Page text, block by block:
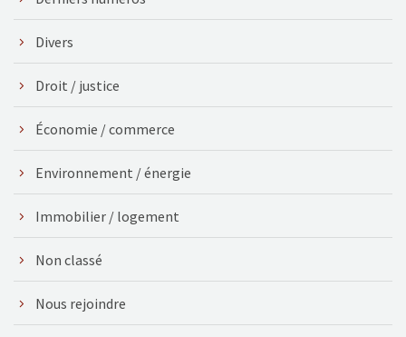
Divers
Droit / justice
Économie / commerce
Environnement / énergie
Immobilier / logement
Non classé
Nous rejoindre